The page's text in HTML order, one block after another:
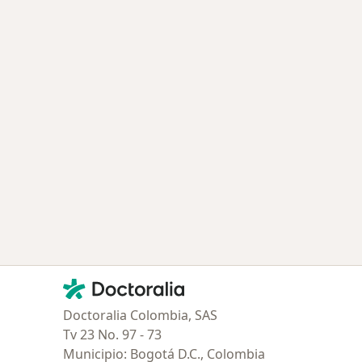
Contacto
Doctoralia - Página de inicio
Doctoralia Colombia, SAS
Tv 23 No. 97 - 73
Municipio: Bogotá D.C., Colombia